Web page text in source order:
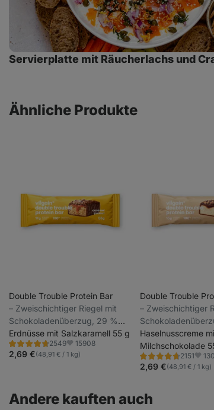
Servierplatte mit Räucherlachs und
Ähnliche Produkte
Double Trouble Protein Bar
⁠–⁠ Zweischichtiger Riegel mit
Schokoladenüberzug, 29 %
hochwertiges Eiweiß, ohne
Konservierungsstoffe und
Farbstoffe
Erdnüsse mit Salzkaramell 55 g
2549
Bewertung
4.7/5,
2549
Favoriten
15908
2,69 €(48,91 € / 1 kg)
Double Trouble
⁠–⁠ Zweischichtiger
hochwertiges
Farbstoffe
Haselnusscreme
Milchschokolade
2151
Bewertung
4.7/5,
2151
2,69 €(48,91 € / 1 kg)
Andere kauften auch